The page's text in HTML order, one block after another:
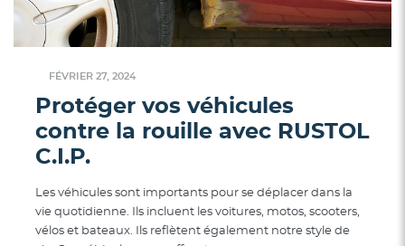
FÉVRIER 27, 2024
Protéger vos véhicules
contre la rouille avec RUSTOL
C.I.P.
Les véhicules sont importants pour se déplacer dans la
vie quotidienne. Ils incluent les voitures, motos, scooters,
vélos et bateaux. Ils reflètent également notre style de